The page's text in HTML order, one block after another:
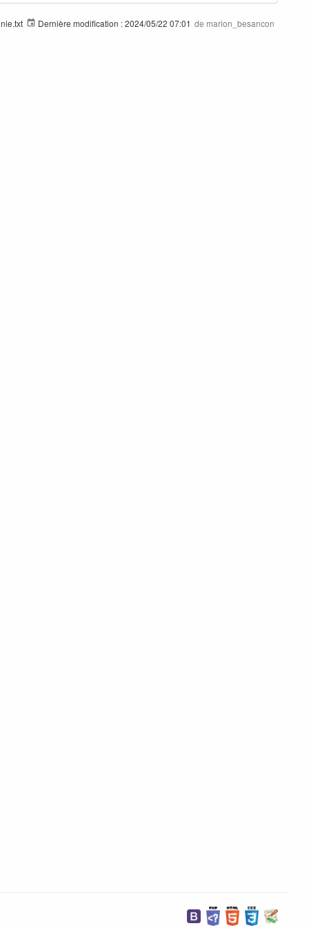
Dernière modification :2024/05/22 07:01 de marion_besancon